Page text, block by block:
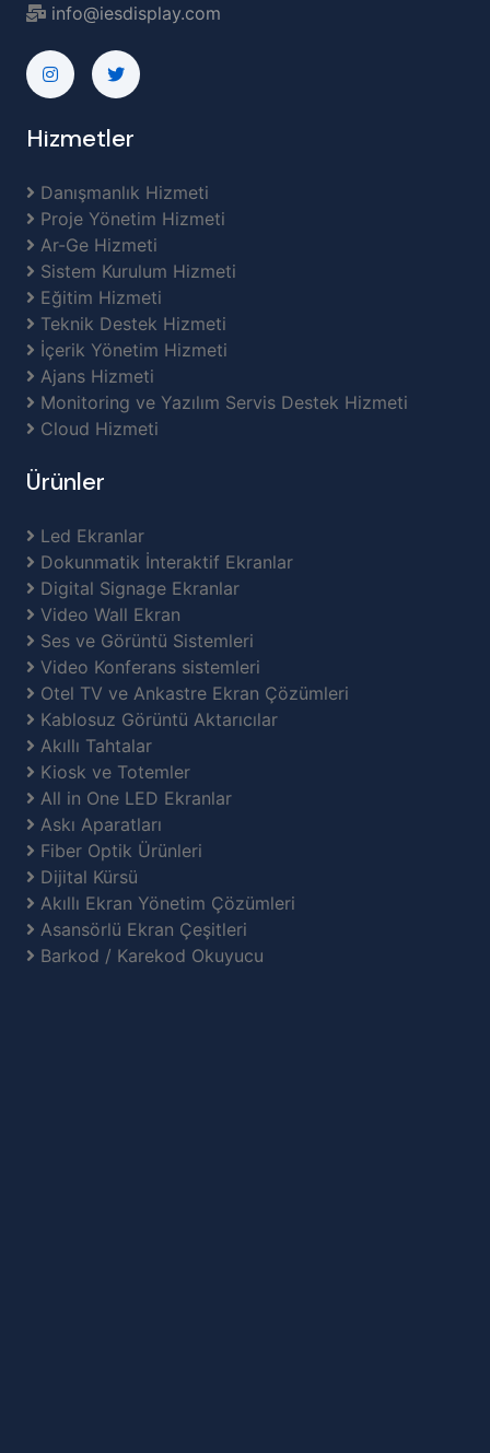
info@iesdisplay.com
Hizmetler
Danışmanlık Hizmeti
Proje Yönetim Hizmeti
Ar-Ge Hizmeti
Sistem Kurulum Hizmeti
Eğitim Hizmeti
Teknik Destek Hizmeti
İçerik Yönetim Hizmeti
Ajans Hizmeti
Monitoring ve Yazılım Servis Destek Hizmeti
Cloud Hizmeti
Ürünler
Led Ekranlar
Dokunmatik İnteraktif Ekranlar
Digital Signage Ekranlar
Video Wall Ekran
Ses ve Görüntü Sistemleri
Video Konferans sistemleri
Otel TV ve Ankastre Ekran Çözümleri
Kablosuz Görüntü Aktarıcılar
Akıllı Tahtalar
Kiosk ve Totemler
All in One LED Ekranlar
Askı Aparatları
Fiber Optik Ürünleri
Dijital Kürsü
Akıllı Ekran Yönetim Çözümleri
Asansörlü Ekran Çeşitleri
Barkod / Karekod Okuyucu